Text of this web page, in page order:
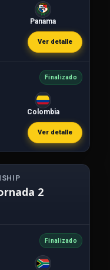
Panama
Ver detalle
Finalizado
Colombia
Ver detalle
2
Finalizado